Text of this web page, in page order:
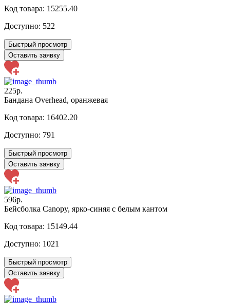
Код товара: 15255.40
Доступно: 522
Быстрый просмотр
Оставить заявку
225р.
Бандана Overhead, оранжевая
Код товара: 16402.20
Доступно: 791
Быстрый просмотр
Оставить заявку
596р.
Бейсболка Canopy, ярко-синяя с белым кантом
Код товара: 15149.44
Доступно: 1021
Быстрый просмотр
Оставить заявку